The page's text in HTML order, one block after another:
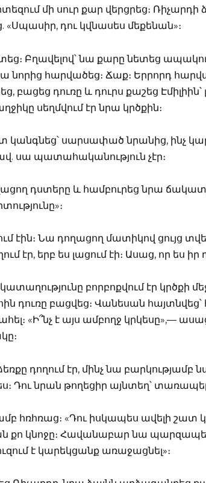
մի սուր քար վերցրեց։ Ռիչարդի
«Սպասիր, դու կվնասես մեքենան»։
Բղավելով՝ նա քարը նետեց ապակու
նորից հարվածեց։ Ճաք։ Երրորդ
բացեց դուռը և դուրս քաշեց Էմիլիին՝
սեղմվում էր նրա կրծքին։
կանգնեց՝ սարսափած նրանից, ինչ
սա պատահականություն չէր։
դստերը և համբուրեց նրա
էին։ Նա դողացող մատիկով ցույց
էր, երբ ես լացում էի։ Ասաց, որ ես իր
բորբոքվում էր կրծքի
դուռը բացվեց։ Վանեսան
«Ի՞նչ է այս ամբողջ կրկեսը»,—
դողում էր, մինչ նա բարկությամբ
Դու նրան թողեցիր այնտեղ՝
հռհռաց։ «Դու իսկապես ավելի
քո կնոջը։ Հավանաբար նա
է կարեկցանք առաջացնել»։